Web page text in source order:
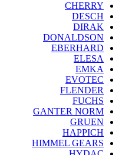
CHERRY
DESCH
DIRAK
DONALDSON
EBERHARD
ELESA
EMKA
EVOTEC
FLENDER
FUCHS
GANTER NORM
GRUEN
HAPPICH
HIMMEL GEARS